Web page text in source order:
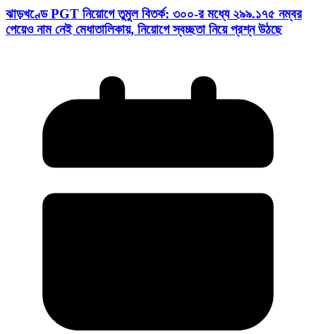
ঝাড়খণ্ডে PGT নিয়োগে তুমুল বিতর্ক: ৩০০-র মধ্যে ২৯৯.১৭৫ নম্বর
পেয়েও নাম নেই মেধাতালিকায়, নিয়োগে স্বচ্ছতা নিয়ে প্রশ্ন উঠছে